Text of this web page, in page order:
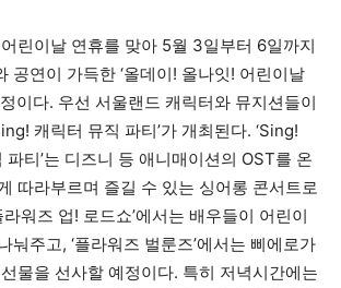
린이날 연휴를 맞아 5월 3일부터 6일까지
공연이 가득한 ‘올데이! 올나잇! 어린이날
이다. 우선 서울랜드 캐릭터와 뮤지션들이
캐릭터 뮤직 파티’가 개최된다. ‘Sing!
티’는 디즈니 등 애니매이션의 OST를 온
따라부르며 즐길 수 있는 싱어롱 콘서트로
라워즈 업! 로드쇼’에서는 배우들이 어린이
눠주고, ‘플라워즈 벌룬즈’에서는 삐에로가
물을 선사할 예정이다. 특히 저녁시간에는